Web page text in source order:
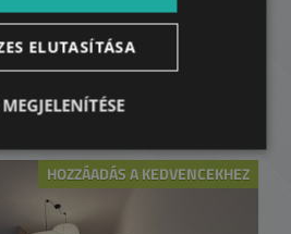
• 59 m2
HOZZÁADÁS A KEDVENCEKHEZ
ELUTASÍTÁSA